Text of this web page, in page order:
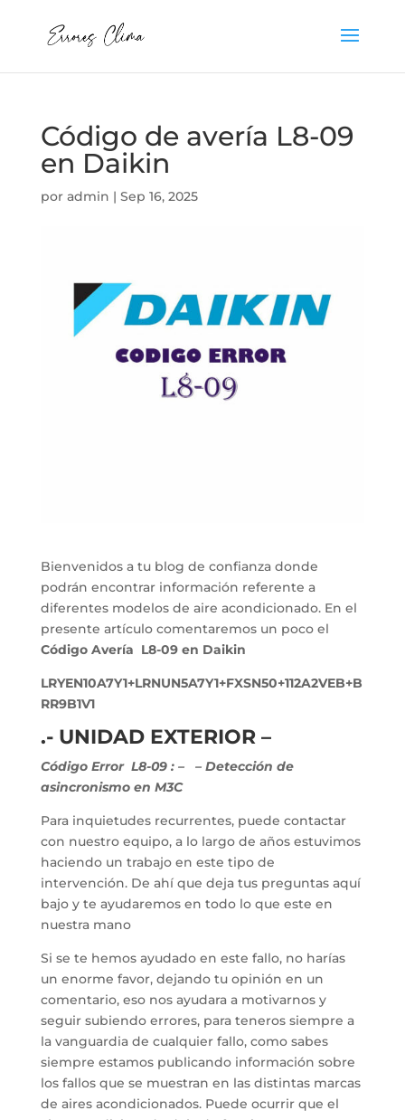
Código de avería L8-09
en Daikin
por admin | Sep 16, 2025
Bienvenidos a tu blog de confianza donde
podrán encontrar información referente a
diferentes modelos de aire acondicionado. En el
presente artículo comentaremos un poco el
Código Avería L8-09 en Daikin
LRYEN10A7Y1+LRNUN5A7Y1+FXSN50+112A2VEB+B
RR9B1V1
.- UNIDAD EXTERIOR –
Código Error L8-09 : –
– Detección de
asincronismo en M3C
Para inquietudes recurrentes, puede contactar
con nuestro equipo, a lo largo de años estuvimos
haciendo un trabajo en este tipo de
intervención. De ahí que deja tus preguntas aquí
bajo y te ayudaremos en todo lo que este en
nuestra mano
Si se te hemos ayudado en este fallo, no harías
un enorme favor, dejando tu opinión en un
comentario, eso nos ayudara a motivarnos y
seguir subiendo errores, para teneros siempre a
la vanguardia de cualquier fallo, como sabes
siempre estamos publicando información sobre
los fallos que se muestran en las distintas marcas
de aires acondicionados. Puede ocurrir que el